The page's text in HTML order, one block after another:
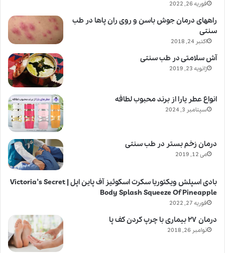
فوریه 26, 2022
راههای درمان جوش باسن و روی ران پاها در طب
سنتی
اکتبر 24, 2018
آش سلامتی در طب سنتی
ژانویه 23, 2019
انواع عطر یارا از برند محبوب لطافه
سپتامبر 3, 2024
درمان زخم بستر در طب سنتی
می 12, 2019
بادی اسپلش ویکتوریا سکرت اسکوئیز آف پاین اپل | Victoria’s Secret
Body Splash Squeeze Of Pineapple
فوریه 27, 2022
درمان ۲۷ بیماری با چرپ کردن کف پا
نوامبر 26, 2018